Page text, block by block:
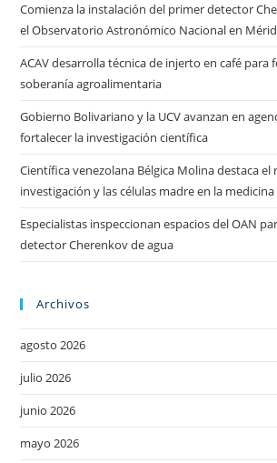
Comienza la instalación del primer detector
el Observatorio Astronómico Nacional en
ACAV desarrolla técnica de injerto en café para
soberanía agroalimentaria
Gobierno Bolivariano y la UCV avanzan en
fortalecer la investigación científica
Científica venezolana Bélgica Molina destaca el
investigación y las células madre en la
Especialistas inspeccionan espacios del OAN
detector Cherenkov de agua
Archivos
agosto 2026
julio 2026
junio 2026
mayo 2026